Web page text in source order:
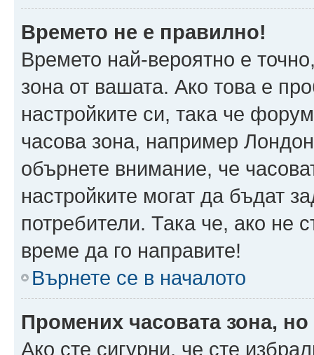
Времето не е правилно!
Времето най-вероятно е
зона от вашата. Ако това е
настройките си, така че
часова зона, например
обърнете внимание, че
настройките могат да бъдат
потребители. Така че, ако не
време да го направите!
Върнете се в началото
Промених часовата зона,
Ако сте сигурни, че сте